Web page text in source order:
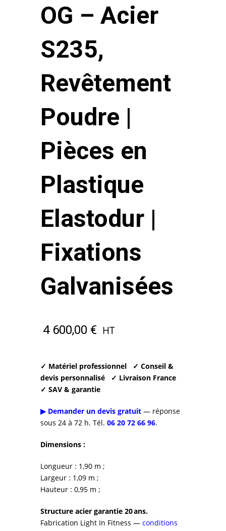
OG – Acier
S235,
Revêtement
Poudre |
Pièces en
Plastique
Elastodur |
Fixations
Galvanisées
4 600,00 € HT
✓ Matériel professionnel
✓ Conseil &
devis personnalisé
✓ Livraison France
✓ SAV & garantie
▶ Demander un devis gratuit — réponse
sous 24 à 72 h. Tél. 06 20 72 66 96.
Dimensions :
Longueur : 1,90 m ;
Largeur : 1,09 m ;
Hauteur : 0,95 m ;
Structure acier garantie 20 ans.
Fabrication Light In Fitness — conditions